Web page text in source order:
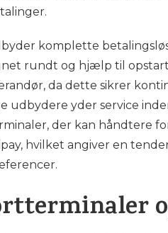
komplette
rundt og hjælp til
da dette sikrer
udbydere yder service
der kan håndtere
hvilket angiver en